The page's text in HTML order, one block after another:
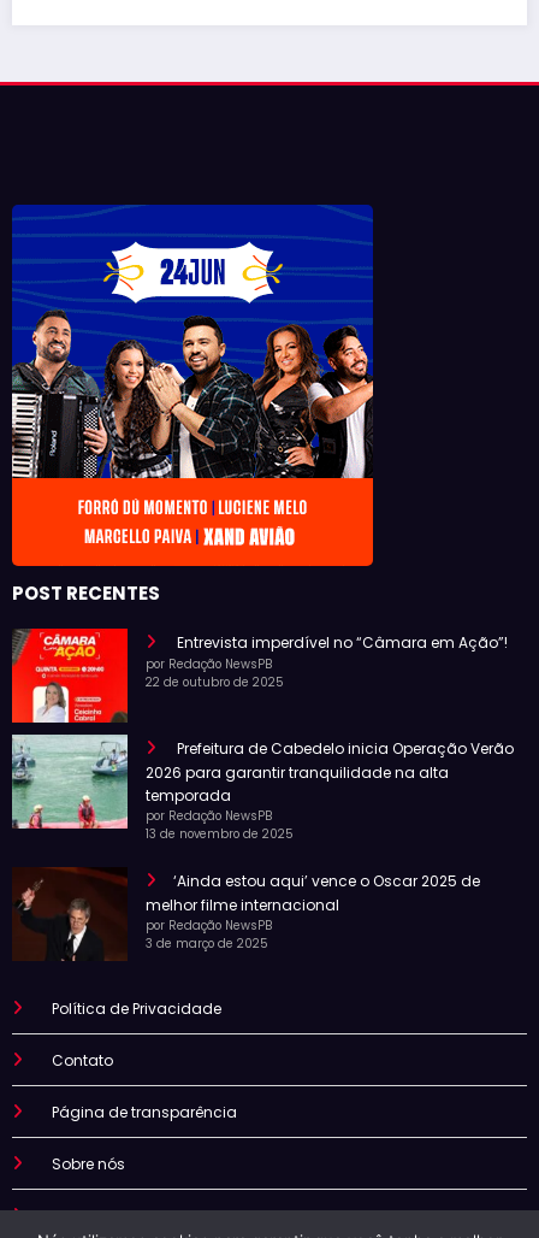
POST RECENTES
Entrevista imperdível no “Câmara em Ação”!
por Redação NewsPB
22 de outubro de 2025
Prefeitura de Cabedelo inicia Operação Verão
2026 para garantir tranquilidade na alta
temporada
por Redação NewsPB
13 de novembro de 2025
‘Ainda estou aqui’ vence o Oscar 2025 de
melhor filme internacional
por Redação NewsPB
3 de março de 2025
Política de Privacidade
Contato
Página de transparência
Sobre nós
Termo de uso